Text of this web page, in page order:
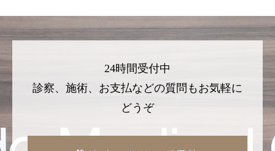
24時間受付中
診察、施術、お支払などの質問もお気軽に
どうぞ